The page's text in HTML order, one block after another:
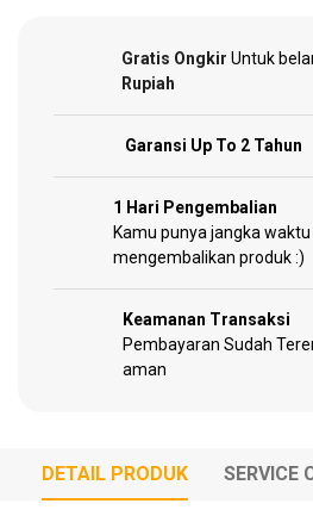
Gratis Ongkir Untuk
Rupiah
Garansi Up To 2 Tahun
1 Hari Pengembalian
Kamu punya jangka
mengembalikan produk :)
Keamanan Transaksi
Pembayaran Sudah
aman
DETAIL PRODUK SERVICE
Sparepart